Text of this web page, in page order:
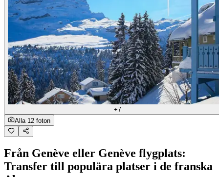
+7
Alla 12 foton
Från Genève eller Genève flygplats:
Transfer till populära platser i de franska